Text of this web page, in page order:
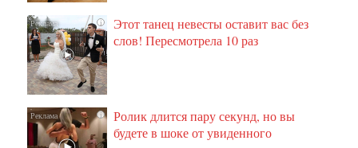
i
Этот танец невесты оставит вас без
слов! Пересмотрела 10 раз
i
Ролик длится пару секунд, но вы
будете в шоке от увиденного